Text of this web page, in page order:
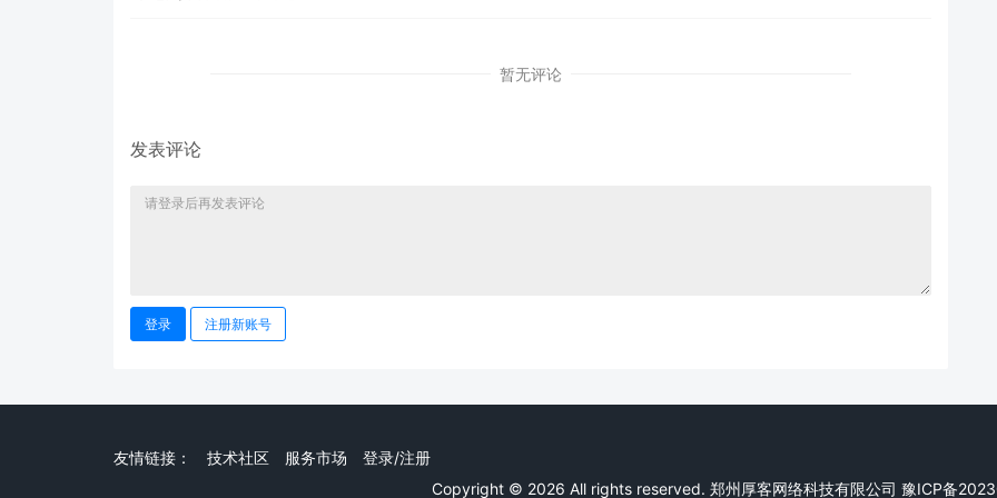
暂无评论
发表评论
登录 注册新账号
友情链接： 技术社区 服务市场
登录/注册
Copyright © 2026 All rights reserved. 郑州厚客网络科技有限公司 豫ICP备